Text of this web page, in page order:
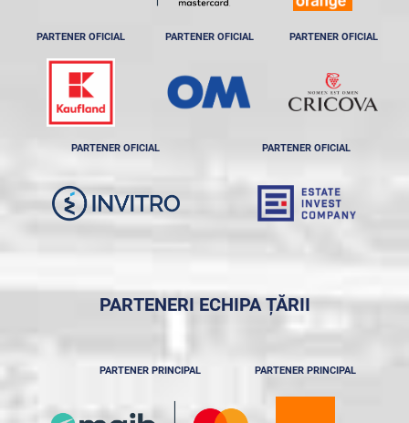
PARTENER OFICIAL PARTENER OFICIAL PARTENER OFICIAL
PARTENER OFICIAL PARTENER OFICIAL
PARTENERI ECHIPA ȚĂRII
PARTENER PRINCIPAL PARTENER PRINCIPAL